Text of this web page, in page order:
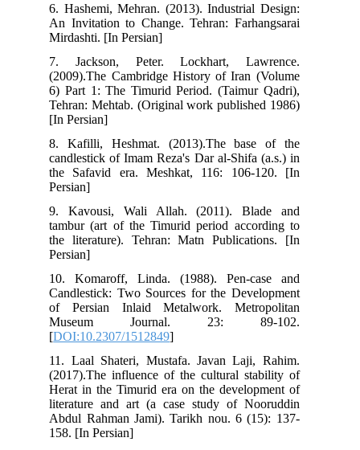
6. Hashemi, Mehran. (2013). Industrial Design:
An Invitation to Change. Tehran: Farhangsarai
Mirdashti. [In Persian]
7. Jackson, Peter. Lockhart, Lawrence.
(2009).The Cambridge History of Iran (Volume
6) Part 1: The Timurid Period. (Taimur Qadri),
Tehran: Mehtab. (Original work published 1986)
[In Persian]
8. Kafilli, Heshmat. (2013).The base of the
candlestick of Imam Reza's Dar al-Shifa (a.s.) in
the Safavid era. Meshkat, 116: 106-120. [In
9. Kavousi, Wali Allah. (2011). Blade and
tambur (art of the Timurid period according to
the literature). Tehran: Matn Publications. [In
10. Komaroff, Linda. (1988). Pen-case and
Candlestick: Two Sources for the Development
of Persian Inlaid Metalwork. Metropolitan
Museum Journal. 23: 89-102.
[DOI:10.2307/1512849
11. Laal Shateri, Mustafa. Javan Laji, Rahim.
(2017).The influence of the cultural stability of
Herat in the Timurid era on the development of
literature and art (a case study of Nooruddin
Abdul Rahman Jami). Tarikh nou. 6 (15): 137-
158. [In Persian]